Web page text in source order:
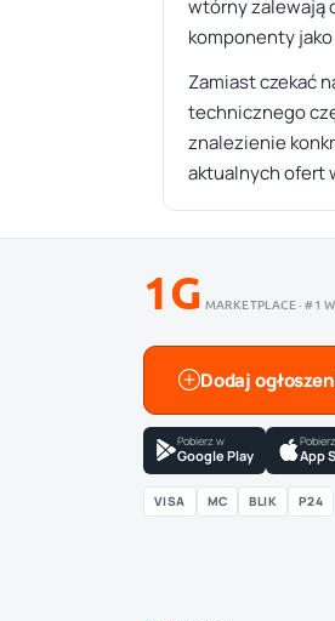
wtórny zalewają
komponenty
Zamiast czekać
technicznego
znalezienie
aktualnych ofert
1G MARKETPLACE · #1
Dodaj
Pobierz w
Google Play App
VISA MC BLIK P24